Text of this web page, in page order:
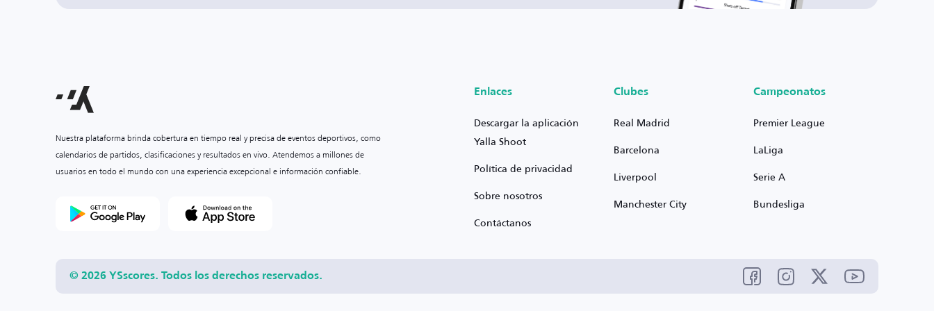
Nuestra plataforma brinda cobertura en tiempo real y precisa de eventos deportivos, como
calendarios de partidos, clasificaciones y resultados en vivo. Atendemos a millones de
usuarios en todo el mundo con una experiencia excepcional e información confiable.
Enlaces
Descargar la aplicación
Yalla Shoot
Política de privacidad
Sobre nosotros
Contáctanos
Clubes
Real Madrid
Barcelona
Liverpool
Manchester City
Campeonatos
Premier League
LaLiga
Serie A
Bundesliga
© 2026 YSscores. Todos los derechos reservados.